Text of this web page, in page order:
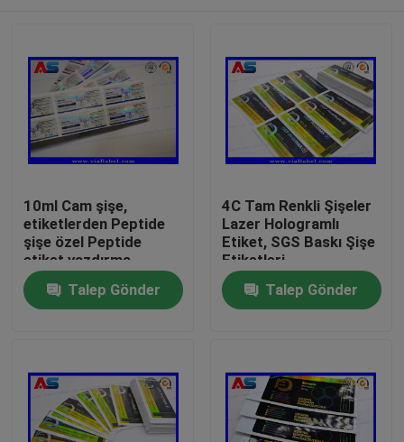
Ürünler
Hakkımızda
10ml Cam şişe,
etiketlerden Peptide
şişe özel Peptide
etiket yazdırma
Talep Gönder
4C Tam Renkli Şişeler
Lazer Hologramlı
Etiket, SGS Baskı Şişe
Etiketleri
Talep Gönder